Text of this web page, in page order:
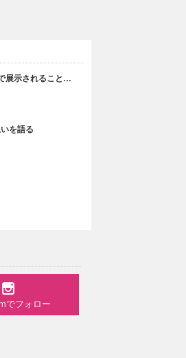
展示されること…
を語る
でフォロー